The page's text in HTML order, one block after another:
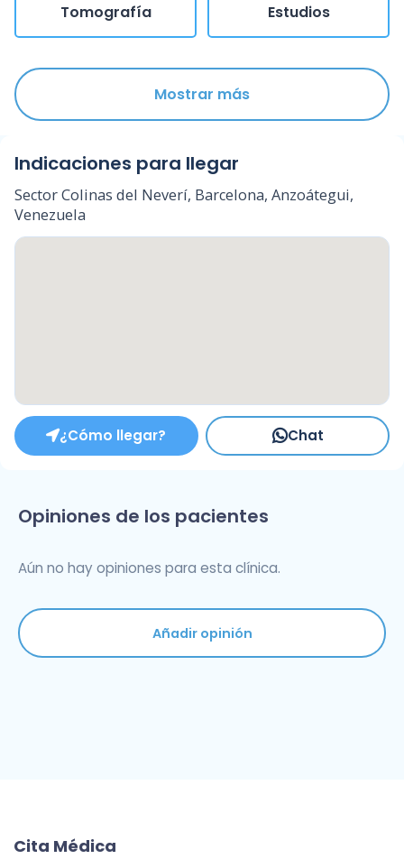
Tomografía Estudios
Mostrar más
Indicaciones para llegar
Sector Colinas del Neverí, Barcelona, Anzoátegui,
Venezuela
¿Cómo llegar? Chat
Opiniones de los pacientes
Aún no hay opiniones para esta clínica.
Añadir opinión
Cita Médica